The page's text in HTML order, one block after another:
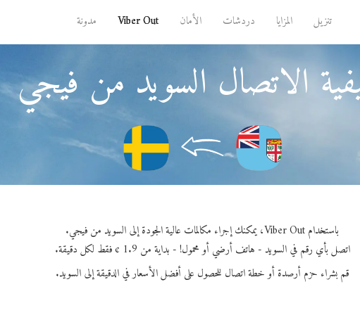
تنزيل المزايا دردشات الأمان Viber Out مدونة
الاتصال السويد من فيجي
باستخدام Viber Out، يمكنك إجراء مكالمات عالية الجودة إلى السويد من فيجي.
اتصل بأي رقم في السويد - هاتف أرضي أو محمول! - بداية من 1.9 ¢ فقط لكل دقيقة.
قم بشراء حزم أرصدة أو خطة اتصال للحصول على أفضل الأسعار في الدقيقة إلى السويد.